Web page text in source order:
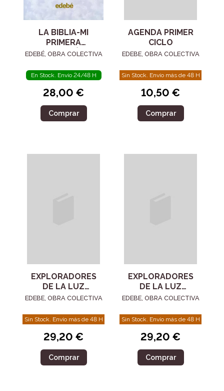
LA BIBLIA-MI
PRIMERA
COMUNIÓN
EDEBÉ, OBRA COLECTIVA
En Stock. Envío 24/48 H
28,00 €
Comprar
AGENDA PRIMER
CICLO
EDEBE, OBRA COLECTIVA
Sin Stock. Envío más de 48 H
10,50 €
Comprar
EXPLORADORES
DE LA LUZ
(¡COLORES,
CIENCIA
DIVERTIDA!)
EDEBE, OBRA COLECTIVA
Sin Stock. Envío más de 48 H
29,20 €
Comprar
EXPLORADORES
DE LA LUZ
(¡COLORES,
CIENCIA
DIVERTIDA!)
EDEBE, OBRA COLECTIVA
Sin Stock. Envío más de 48 H
29,20 €
Comprar